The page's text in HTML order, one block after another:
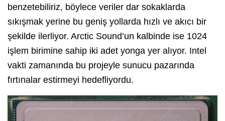
benzetebiliriz, böylece veriler dar sokaklarda
sıkışmak yerine bu geniş yollarda hızlı ve akıcı bir
şekilde ilerliyor. Arctic Sound’un kalbinde ise 1024
işlem birimine sahip iki adet yonga yer alıyor. Intel
vakti zamanında bu projeyle sunucu pazarında
fırtınalar estirmeyi hedefliyordu.